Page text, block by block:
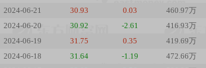
2024-06-21
30.93 0.03 460.97万
2024-06-20
30.92 -2.61 416.93万
2024-06-19
31.75 0.35 419.69万
2024-06-18
31.64 -1.19 472.66万